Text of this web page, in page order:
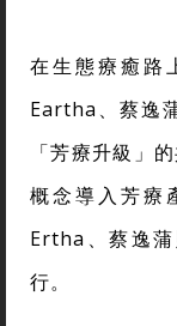
在生態療癒路
Eartha、蔡逸
「芳療升級」
概念導入芳療
Ertha、蔡逸
行。